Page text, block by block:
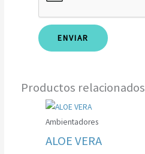
Productos relacionados
Ambientadores
ALOE VERA